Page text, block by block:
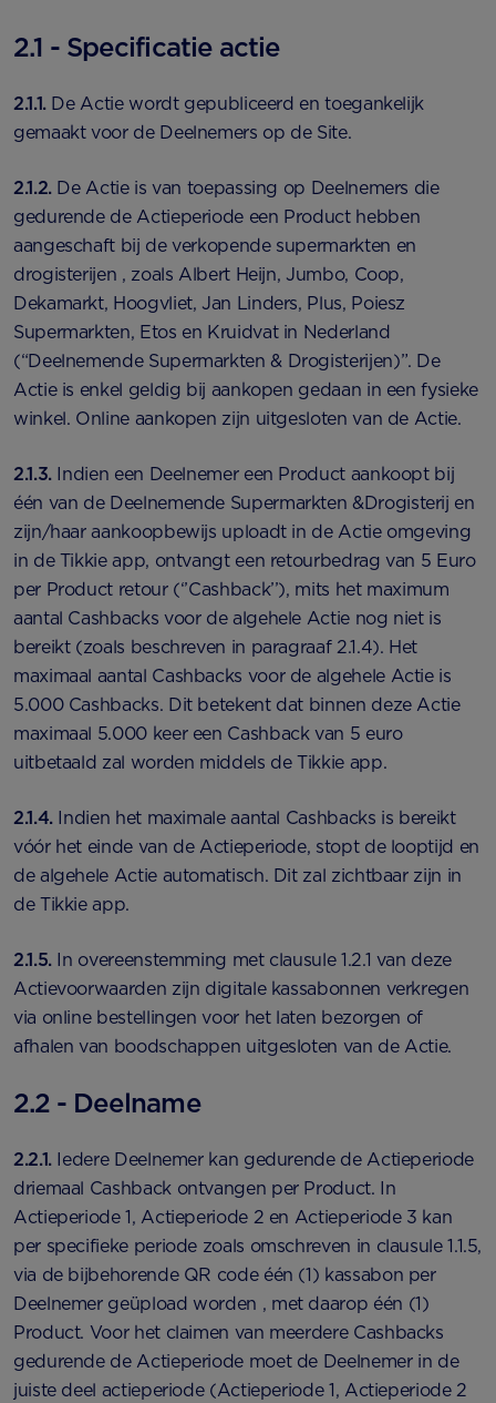
2.1 - Specificatie actie
2.1.1.De Actie wordt gepubliceerd en toegankelijk
gemaakt voor de Deelnemers op de Site.
2.1.2. De Actie is van toepassing op Deelnemers die
gedurende de Actieperiode een Product hebben
aangeschaft bij de verkopende supermarkten en
drogisterijen , zoals Albert Heijn, Jumbo, Coop,
Dekamarkt, Hoogvliet, Jan Linders, Plus, Poiesz
Supermarkten, Etos en Kruidvat in Nederland
(“Deelnemende Supermarkten & Drogisterijen)”. De
Actie is enkel geldig bij aankopen gedaan in een fysieke
winkel. Online aankopen zijn uitgesloten van de Actie.
2.1.3. Indien een Deelnemer een Product aankoopt bij
één van de Deelnemende Supermarkten &Drogisterij en
zijn/haar aankoopbewijs uploadt in de Actie omgeving
in de Tikkie app, ontvangt een retourbedrag van 5 Euro
per Product retour (‘’Cashback’’), mits het maximum
aantal Cashbacks voor de algehele Actie nog niet is
bereikt (zoals beschreven in paragraaf 2.1.4). Het
maximaal aantal Cashbacks voor de algehele Actie is
5.000 Cashbacks. Dit betekent dat binnen deze Actie
maximaal 5.000 keer een Cashback van 5 euro
uitbetaald zal worden middels de Tikkie app.
2.1.4. Indien het maximale aantal Cashbacks is bereikt
vóór het einde van de Actieperiode, stopt de looptijd en
de algehele Actie automatisch. Dit zal zichtbaar zijn in
de Tikkie app.
2.1.5. In overeenstemming met clausule 1.2.1 van deze
Actievoorwaarden zijn digitale kassabonnen verkregen
via online bestellingen voor het laten bezorgen of
afhalen van boodschappen uitgesloten van de Actie.
2.2 - Deelname
2.2.1. Iedere Deelnemer kan gedurende de Actieperiode
driemaal Cashback ontvangen per Product. In
Actieperiode 1, Actieperiode 2 en Actieperiode 3 kan
per specifieke periode zoals omschreven in clausule 1.1.5,
via de bijbehorende QR code één (1) kassabon per
Deelnemer geüpload worden , met daarop één (1)
Product. Voor het claimen van meerdere Cashbacks
gedurende de Actieperiode moet de Deelnemer in de
juiste deel actieperiode (Actieperiode 1, Actieperiode 2